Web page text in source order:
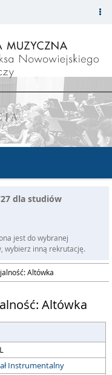
dla studiów
jest do wybranej
wybierz inną rekrutację.
Altówka
Altówka
Instrumentalny